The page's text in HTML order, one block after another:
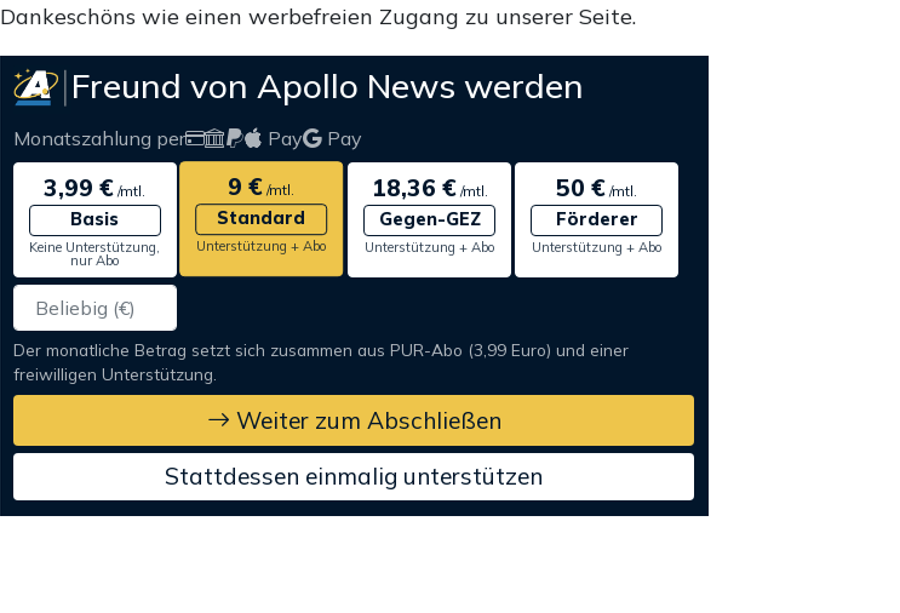
Dankeschöns wie einen werbefreien Zugang zu unserer Seite.
Freund von Apollo News werden
Monatszahlung per Pay Pay
3,99 € /mtl.
Basis
Keine Unterstützung,
nur Abo
9 € /mtl.
Standard
Unterstützung + Abo
18,36 €/mtl.
Gegen-GEZ
Unterstützung + Abo
50 € /mtl.
Förderer
Unterstützung + Abo
Der monatliche Betrag setzt sich zusammen aus PUR-Abo (3,99 Euro) und einer
freiwilligen Unterstützung.
Weiter zum Abschließen
Stattdessen einmalig unterstützen